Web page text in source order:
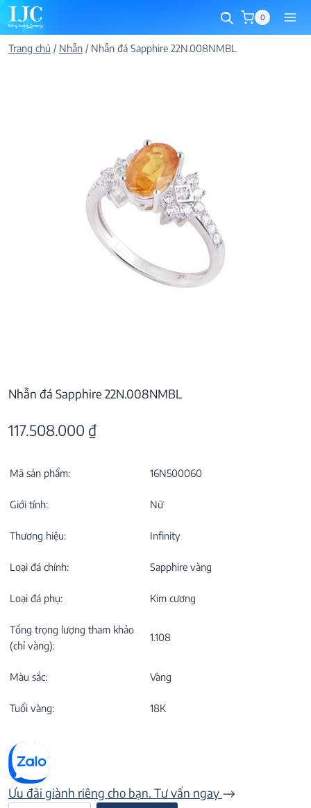
Skip
to
content
0
Trang chủ / Nhẫn / Nhẫn đá Sapphire 22N.008NMBL
Nhẫn đá Sapphire 22N.008NMBL
117.508.000 ₫
Mã sản phẩm: 16N500060
Giới tính: Nữ
Thương hiệu: Infinity
Loại đá chính: Sapphire vàng
Loại đá phụ: Kim cương
Tổng trọng lượng tham khảo
(chỉ vàng):
1.108
Màu sắc: Vàng
Tuổi vàng: 18K
Ưu đãi giành riêng cho bạn. Tư vấn ngay